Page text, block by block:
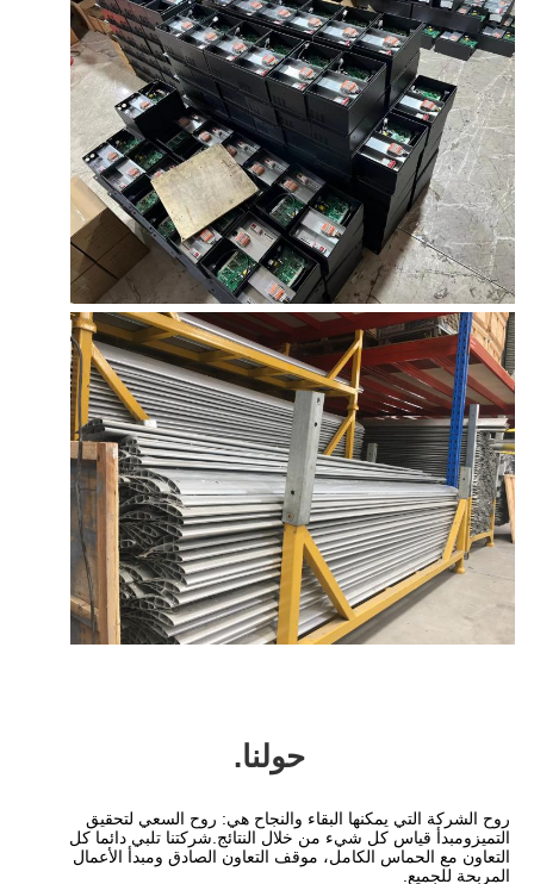
روح الشركة التي يمكنها البقاء والنجاح هي: روح السعي لتحقيق
التميزومبدأ قياس كل شيء من خلال النتائج.شركتنا تلبي دائما كل
التعاون مع الحماس الكامل، موقف التعاون الصادق ومبدأ الأعمال